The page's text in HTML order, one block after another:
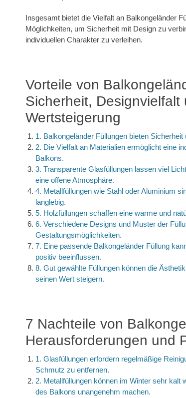
Insgesamt bietet die Vielfalt an Balkongeländer
Möglichkeiten, um Sicherheit mit Design zu
individuellen Charakter zu verleihen.
Vorteile von
Sicherheit, Designvielfalt
Wertsteigerung
1. Balkongeländer Füllungen bieten
2. Die Vielfalt an Materialien ermöglicht eine
Balkons.
3. Transparente Glasfüllungen lassen viel
eine offene Atmosphäre.
4. Metallfüllungen wie Stahl oder Aluminium
langlebig.
5. Holzfüllungen schaffen eine warme und
6. Verschiedene Designs und Muster der
Gestaltungsmöglichkeiten.
7. Eine passende Balkongeländer Füllung
positiv beeinflussen.
8. Gut gewählte Füllungen können die
seinen Wert steigern.
7 Nachteile von
Herausforderungen und
1. Glasfüllungen erfordern regelmäßige
Schmutz zu entfernen.
2. Metallfüllungen können im Winter sehr kalt
des Balkons unangenehm machen.